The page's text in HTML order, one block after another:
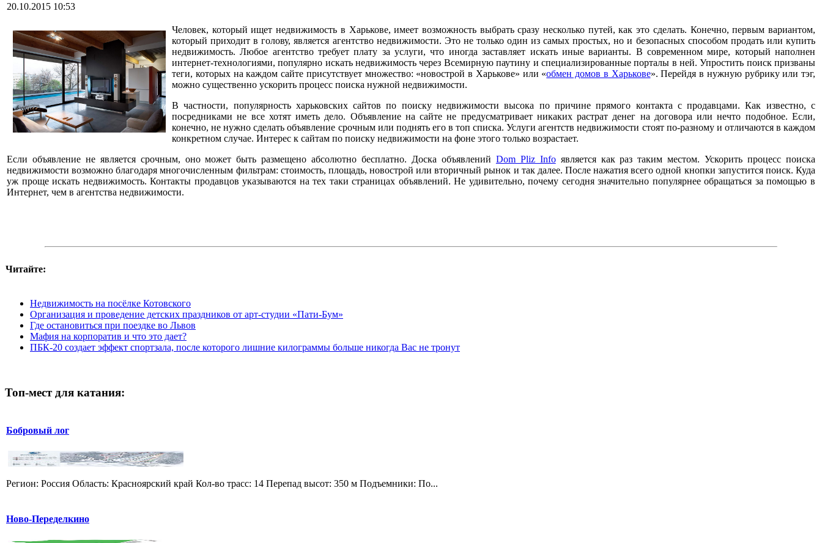
20.10.2015 10:53
Человек, который ищет недвижимость в Харькове, имеет возможность выбрать сразу несколько путей, как это сделать. Конечно, первым вариантом,
который приходит в голову, является агентство недвижимости. Это не только один из самых простых, но и безопасных способом продать или купить
недвижимость. Любое агентство требует плату за услуги, что иногда заставляет искать иные варианты. В современном мире, который наполнен
интернет-технологиями, популярно искать недвижимость через Всемирную паутину и специализированные порталы в ней. Упростить поиск призваны
теги, которых на каждом сайте присутствует множество: «новострой в Харькове» или «обмен домов в Харькове». Перейдя в нужную рубрику или тэг,
можно существенно ускорить процесс поиска нужной недвижимости.
В частности, популярность харьковских сайтов по поиску недвижимости высока по причине прямого контакта с продавцами. Как известно, с
посредниками не все хотят иметь дело. Объявление на сайте не предусматривает никаких растрат денег на договора или нечто подобное. Если,
конечно, не нужно сделать объявление срочным или поднять его в топ списка. Услуги агентств недвижимости стоят по-разному и отличаются в каждом
конкретном случае. Интерес к сайтам по поиску недвижимости на фоне этого только возрастает.
Если объявление не является срочным, оно может быть размещено абсолютно бесплатно. Доска объявлений Dom Pliz Infoявляется как раз таким местом. Ускорить процесс поиска
недвижимости возможно благодаря многочисленным фильтрам: стоимость, площадь, новострой или вторичный рынок и так далее. После нажатия всего одной кнопки запустится поиск. Куда
уж проще искать недвижимость. Контакты продавцов указываются на тех таки страницах объявлений. Не удивительно, почему сегодня значительно популярнее обращаться за помощью в
Интернет, чем в агентства недвижимости.
Читайте:
Недвижимость на посёлке Котовского
Организация и проведение детских праздников от арт-студии «Пати-Бум»
Где остановиться при поездке во Львов
Мафия на корпоратив и что это дает?
ПБК-20 создает эффект спортзала, после которого лишние килограммы больше никогда Вас не тронут
Топ-мест для катания:
Бобровый лог
Регион: Россия Область: Красноярский край Кол-во трасс: 14 Перепад высот: 350 м Подъемники: По...
Ново-Переделкино